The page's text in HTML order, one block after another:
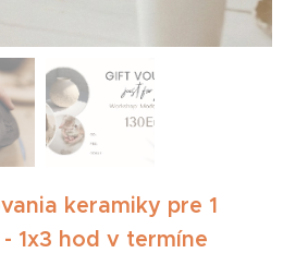
keramiky pre 1
1x3 hod v termíne